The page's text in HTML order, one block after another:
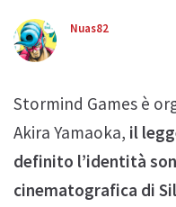
Nuas82
Stormind Games è
Akira Yamaoka, il
definito l’identità
cinematografica di